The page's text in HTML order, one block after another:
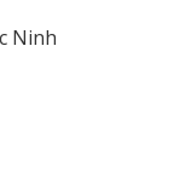
Ninh